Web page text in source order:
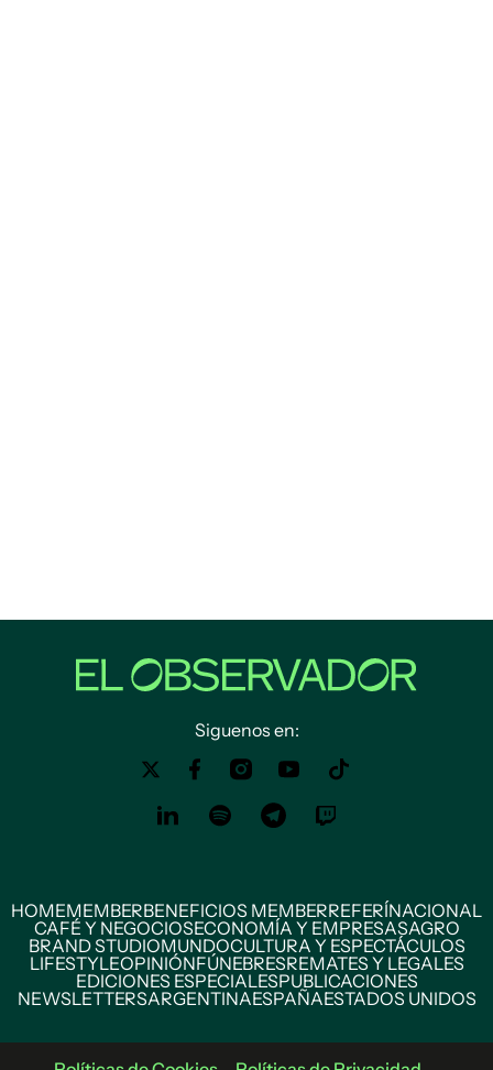
Siguenos en:
HOMEMEMBERBENEFICIOS MEMBERREFERÍNACIONAL
CAFÉ Y NEGOCIOSECONOMÍA Y EMPRESASAGRO
BRAND STUDIOMUNDOCULTURA Y ESPECTÁCULOS
LIFESTYLEOPINIÓNFÚNEBRESREMATES Y LEGALES
EDICIONES ESPECIALESPUBLICACIONES
NEWSLETTERSARGENTINAESPAÑAESTADOS UNIDOS